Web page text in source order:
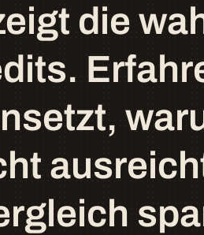
die